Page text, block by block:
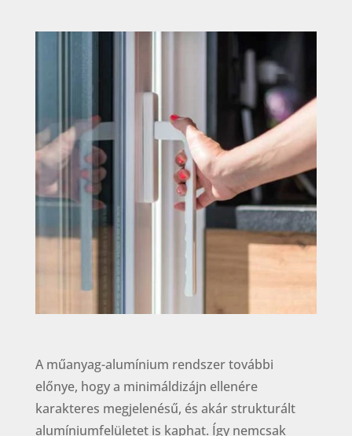
A műanyag-alumínium rendszer további
előnye, hogy a minimáldizájn ellenére
karakteres megjelenésű, és akár strukturált
alumíniumfelületet is kaphat. Így nemcsak